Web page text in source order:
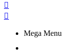


Mega Menu